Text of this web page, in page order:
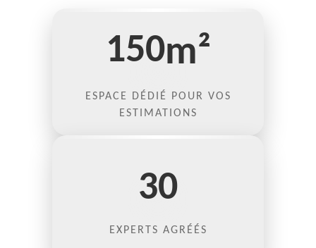
150m²
ESPACE DÉDIÉ POUR VOS
ESTIMATIONS
30
EXPERTS AGRÉÉS